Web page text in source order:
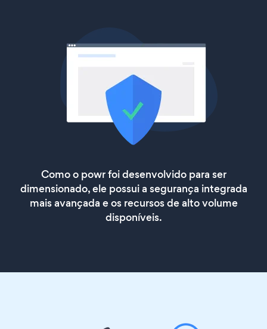
Como o powr foi desenvolvido para ser
dimensionado, ele possui a segurança integrada
mais avançada e os recursos de alto volume
disponíveis.